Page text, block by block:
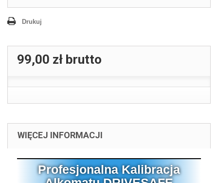
Drukuj
99,00 zł brutto
WIĘCEJ INFORMACJI
Profesjonalna Kalibracja